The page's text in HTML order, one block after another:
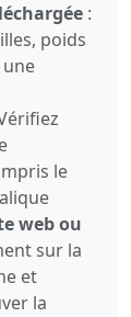
:
poids
le
web ou
sur la
et
la